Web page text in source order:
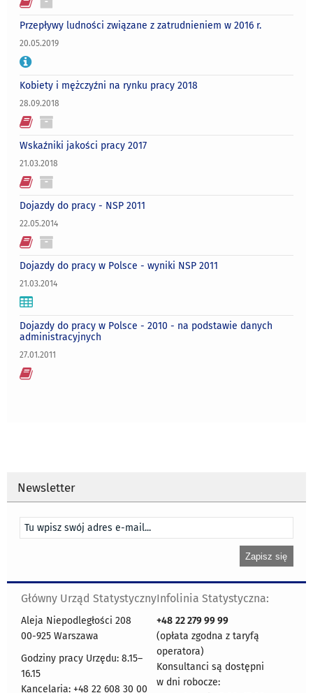
Przepływy ludności związane z zatrudnieniem w 2016 r.
20.05.2019
Kobiety i mężczyźni na rynku pracy 2018
28.09.2018
Wskaźniki jakości pracy 2017
21.03.2018
Dojazdy do pracy - NSP 2011
22.05.2014
Dojazdy do pracy w Polsce - wyniki NSP 2011
21.03.2014
Dojazdy do pracy w Polsce - 2010 - na podstawie danych
administracyjnych
27.01.2011
Newsletter
Główny Urząd Statystyczny
Aleja Niepodległości 208
00-925 Warszawa
Godziny pracy Urzędu: 8.15–
16.15
Kancelaria: +48 22 608 30 00
Infolinia Statystyczna:
+48 22 279 99 99
(opłata zgodna z taryfą
operatora)
Konsultanci są dostępni
w dni robocze: